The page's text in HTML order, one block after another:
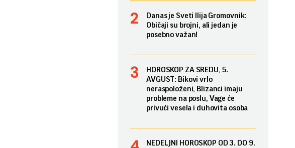
Danas je Sveti Ilija Gromovnik:
Običaji su brojni, ali jedan je
posebno važan!
HOROSKOP ZA SREDU, 5.
AVGUST: Bikovi vrlo
neraspoloženi, Blizanci imaju
probleme na poslu, Vage će
privući vesela i duhovita osoba
NEDELJNI HOROSKOP OD 3. DO 9.